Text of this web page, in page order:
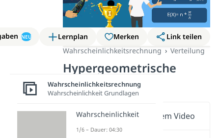
NEU Lernplan Merken
Link teilen
Wahrscheinlichkeitsrechnung
Verteilung
Hypergeometrische
Verteilung
Wichtige Inhalte in diesem Video
Wahrscheinlichkeitsrechnung
Wahrscheinlichkeit Grundlagen
Wahrscheinlichkeit
1/6 – Dauer: 04:30